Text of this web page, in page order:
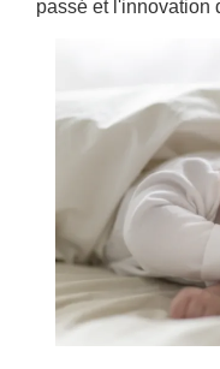
passé et l'innovation